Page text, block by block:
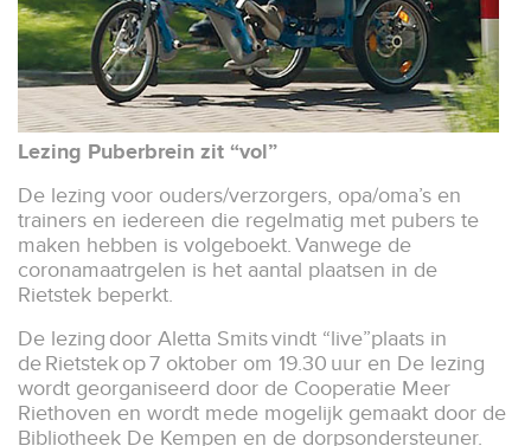
Lezing Puberbrein zit “vol”
De lezing voor ouders/verzorgers, opa/oma’s en
trainers en iedereen die regelmatig met pubers te
maken hebben is volgeboekt. Vanwege de
coronamaatrgelen is het aantal plaatsen in de
Rietstek beperkt.
De lezing door Aletta Smits vindt “live”plaats in
de Rietstek op 7 oktober om 19.30 uur en De lezing
wordt georganiseerd door de Cooperatie Meer
Riethoven en wordt mede mogelijk gemaakt door de
Bibliotheek De Kempen en de dorpsondersteuner.